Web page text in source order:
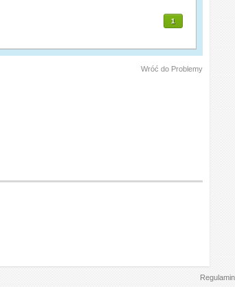
1
Wróć do Problemy
Regulamin